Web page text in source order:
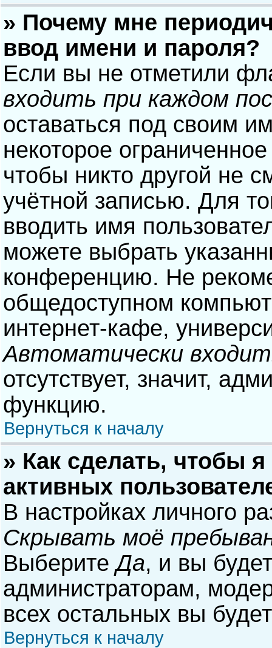
» Почему мне
ввод имени и пароля?
Если вы не отметили
входить при каждом
оставаться под своим
некоторое
чтобы никто другой не
учётной записью. Для
вводить имя
можете выбрать
конференцию. Не
общедоступном
интернет-кафе,
Автоматически
отсутствует, значит,
функцию.
Вернуться к началу
» Как сделать, чтобы
активных
В настройках личного
Скрывать моё
ВыберитеДа, и вы
администраторам,
всех остальных вы
Вернуться к началу